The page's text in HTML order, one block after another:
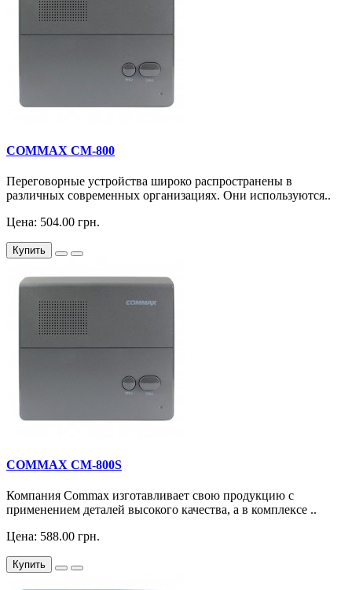
COMMAX CM-800
Переговорные устройства широко распространены в
различных современных организациях. Они используются..
Цена: 504.00 грн.
Купить
COMMAX CM-800S
Компания Commax изготавливает свою продукцию с
применением деталей высокого качества, а в комплексе ..
Цена: 588.00 грн.
Купить